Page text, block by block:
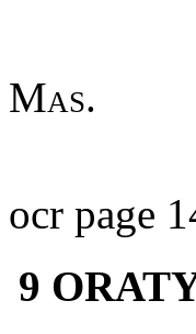
Mas.
ocr page
9